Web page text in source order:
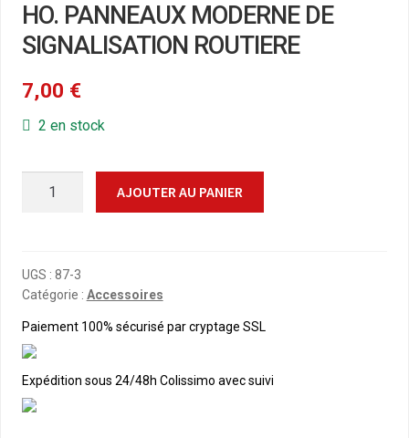
HO. PANNEAUX MODERNE DE
SIGNALISATION ROUTIERE
7,00 €
2 en stock
quantité
MODERNE
DE
SIGNALISATION
ROUTIERE
AJOUTER AU PANIER
UGS : 87-3
Catégorie : Accessoires
Paiement 100% sécurisé par cryptage SSL
Expédition sous 24/48h Colissimo avec suivi